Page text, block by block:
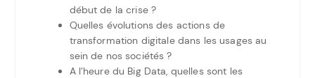
début de la crise ?
Quelles évolutions des actions de
transformation digitale dans les usages au
sein de nos sociétés ?
A l’heure du Big Data, quelles sont les